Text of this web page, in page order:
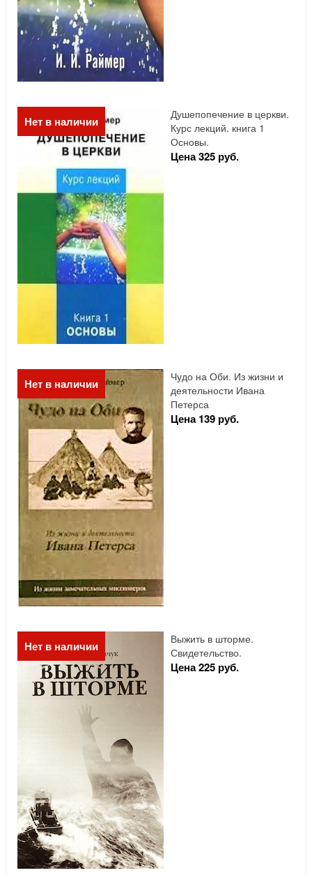
Нет в наличии
Душепопечение в церкви.
Курс лекций. книга 1
Основы.
Цена 325 руб.
Нет в наличии
Чудо на Оби. Из жизни и
деятельности Ивана
Петерса
Цена 139 руб.
Нет в наличии
Выжить в шторме.
Свидетельство.
Цена 225 руб.